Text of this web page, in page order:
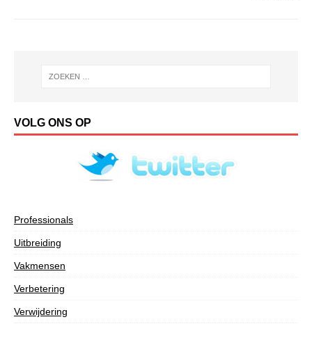
VOLG ONS OP
Professionals
Uitbreiding
Vakmensen
Verbetering
Verwijdering